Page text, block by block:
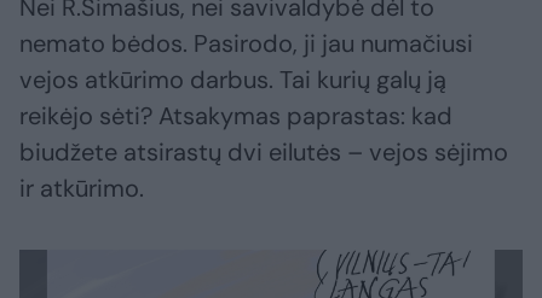
Nei R.Šimašius, nei savivaldybė dėl to
nemato bėdos. Pasirodo, ji jau numačiusi
vejos atkūrimo darbus. Tai kurių galų ją
reikėjo sėti? Atsakymas paprastas: kad
biudžete atsirastų dvi eilutės – vejos sėjimo
ir atkūrimo.